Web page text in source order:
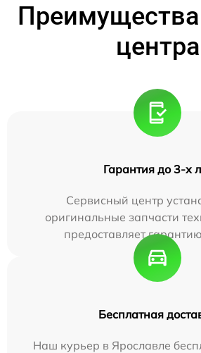
центра
Гарантия до 3-х
Сервисный центр
оригинальные запчасти
предоставляет
Бесплатная
Наш курьер в Ярославле